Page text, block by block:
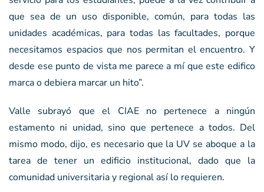
que sea de un uso disponible, común, para todas las
unidades académicas, para todas las facultades, porque
necesitamos espacios que nos permitan el encuentro. Y
desde ese punto de vista me parece a mí que este edifico
marca o debiera marcar un hito”.
Valle subrayó que el CIAE no pertenece a ningún
estamento ni unidad, sino que pertenece a todos. Del
mismo modo, dijo, es necesario que la UV se aboque a la
tarea de tener un edificio institucional, dado que la
comunidad universitaria y regional así lo requieren.